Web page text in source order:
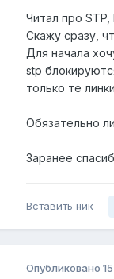
Читал про
Скажу сразу,
Для начала
stp
только те
Обязательно
Заранее
Вставить ник
Опубликовано